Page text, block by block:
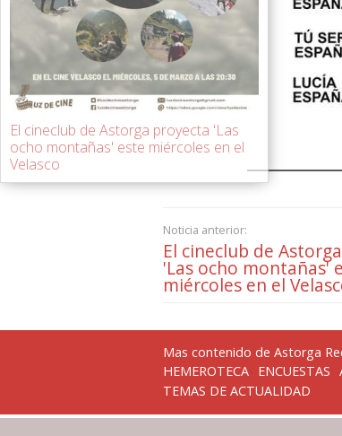
Noticia anterior:
El cineclub de
'Las ocho montañas'
miércoles en el
El cineclub de Astorga proyecta 'Las
ocho montañas' este miércoles en el
Velasco
Mas contenido de Astorga
HEMEROTECA ENCUESTAS
TEMAS DE ACTUALIDAD